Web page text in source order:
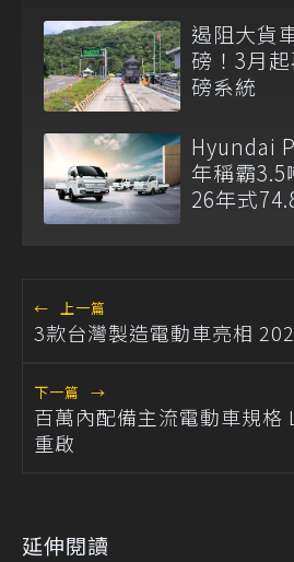
遏阻大貨
磅！3月
磅系統
Hyundai
年稱霸3.5
26年式
← 上一篇
3款台灣製造電動車亮相
下一篇 →
百萬內配備主流電動車規格
重啟
延伸閱讀